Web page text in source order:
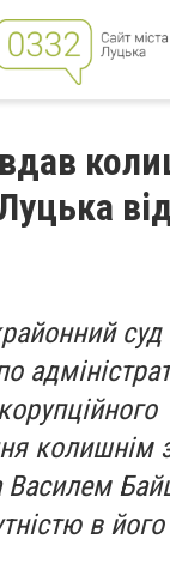
суд
колишнім
Василем
в